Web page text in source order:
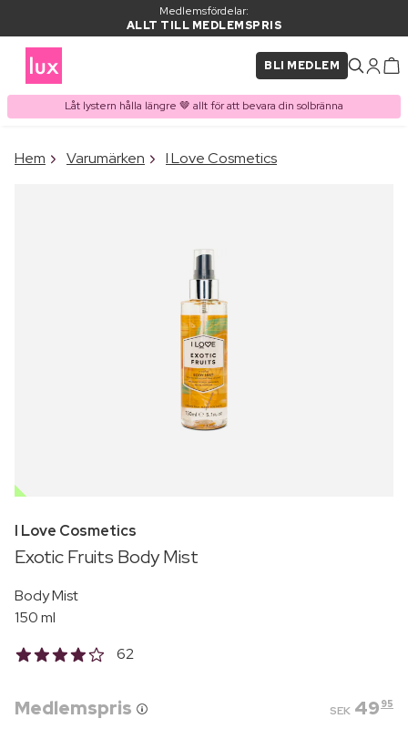
Medlemsfördelar:
ALLT TILL MEDLEMSPRIS
BLI MEDLEM
Låt lystern hålla längre 🤎 allt för att bevara din solbränna
PRODUKT I VARUKORGEN
Hem Varumärken I Love Cosmetics
OUTLET
I Love Cosmetics
Exotic Fruits Body Mist
Body Mist
150 ml
62
Medlemspris SEK 49 95